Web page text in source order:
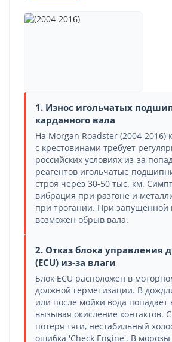
1. Износ игольчатых
карданного вала
На Morgan Roadster (2004-2016)
с крестовинами требует
российских условиях из-за
реагентов игольчатые
строя через 30-50 тыс. км.
вибрация при разгоне и
при трогании. При запущенной
возможен обрыв вала.
2. Отказ блока управления
(ECU) из-за влаги
Блок ECU расположен в
должной герметизации. В
или после мойки вода
вызывая окисление контактов.
потеря тяги, нестабильный
ошибка 'Check Engine'. В